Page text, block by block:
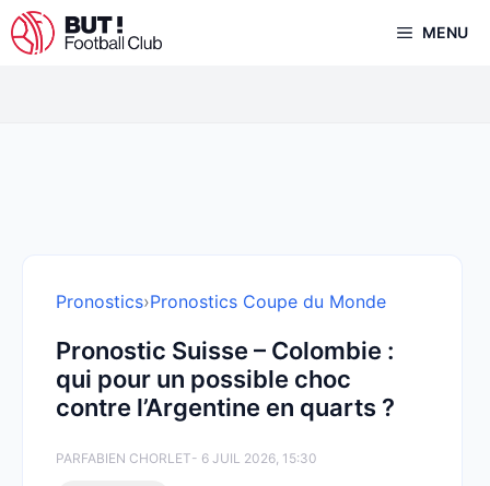
Aller
au
MENU
Pronostics›Pronostics Coupe du Monde
Pronostic Suisse – Colombie :
qui pour un possible choc
contre l’Argentine en quarts ?
PARFABIEN CHORLET- 6 JUIL 2026, 15:30